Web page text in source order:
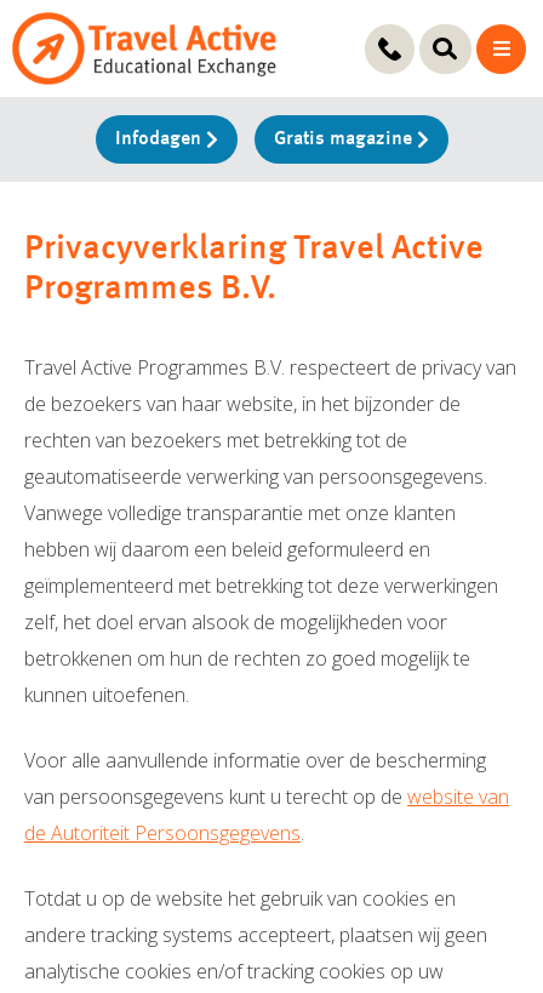
Ga
naar
Infodagen Gratis magazine
Privacyverklaring Travel Active
Programmes B.V.
Travel Active Programmes B.V. respecteert de privacy van
de bezoekers van haar website, in het bijzonder de
rechten van bezoekers met betrekking tot de
geautomatiseerde verwerking van persoonsgegevens.
Vanwege volledige transparantie met onze klanten
hebben wij daarom een beleid geformuleerd en
geïmplementeerd met betrekking tot deze verwerkingen
zelf, het doel ervan alsook de mogelijkheden voor
betrokkenen om hun de rechten zo goed mogelijk te
kunnen uitoefenen.
Voor alle aanvullende informatie over de bescherming
van persoonsgegevens kunt u terecht op de website van
de Autoriteit Persoonsgegevens.
Totdat u op de website het gebruik van cookies en
andere tracking systems accepteert, plaatsen wij geen
analytische cookies en/of tracking cookies op uw